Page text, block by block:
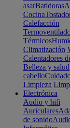
asarBatidoras
Cocina
Calefacción
Térmicos
Climatización
Calentadores
Belleza y salud
cabello
Limpieza
Electrónica
Audio y hifi
Auriculares
de sonido